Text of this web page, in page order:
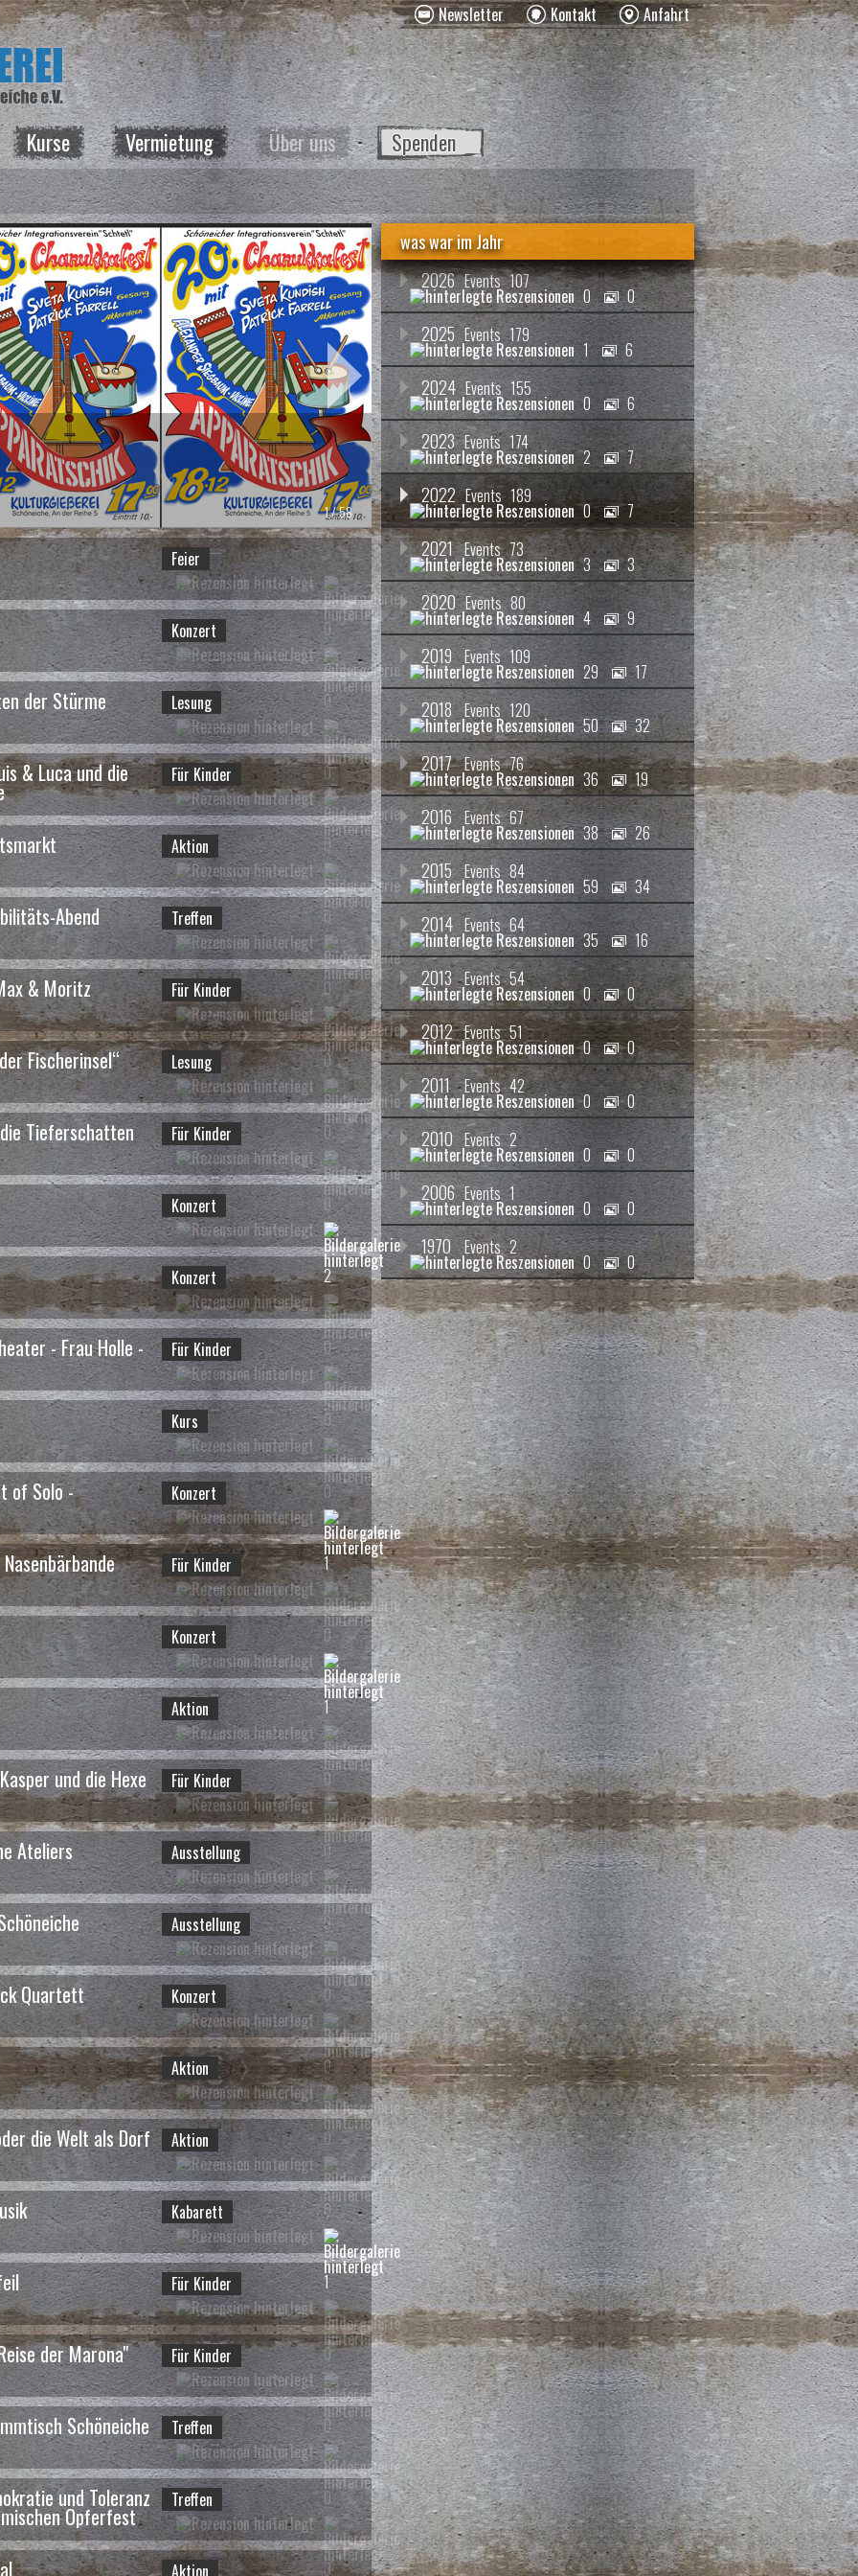
Newsletter Kontakt Anfahrt
Kurse Vermietung Über uns Spenden
was war im Jahr
2026 Events 107
0 0
2025 Events 179
1 6
2024 Events 155
0 6
2023 Events 174
2 7
2022 Events 189
0 7
2021 Events 73
3 3
2020 Events 80
4 9
2019 Events 109
29 17
2018 Events 120
50 32
2017 Events 76
36 19
2016 Events 67
38 26
2015 Events 84
59 34
2014 Events 64
35 16
2013 Events 54
0 0
2012 Events 51
0 0
2011 Events 42
0 0
2010 Events 2
0 0
2006 Events 1
0 0
1970 Events 2
0 0
1 / 58
2 / 58
- Lesung
3 / 58
die Schneemaschine- Für Kinder
4 / 58
5 / 58
- Treffen
6 / 58
Kinder
7 / 58
Feier
0
Konzert
0
der Stürme Lesung
0
& Luca und die Für Kinder
0
Aktion
0
Abend Treffen
0
& Moritz Für Kinder
0
Fischerinsel“ Lesung
0
Tieferschatten Für Kinder
0
Konzert
2
Konzert
0
- Frau Holle - Für Kinder
0
Kurs
0
of Solo - Konzert
1
Für Kinder
0
Konzert
1
Aktion
0
und die Hexe Für Kinder
0
Ateliers Ausstellung
0
Ausstellung
0
Quartett Konzert
0
Aktion
0
die Welt als Dorf Aktion
0
Kabarett
1
Für Kinder
0
der Marona" Für Kinder
0
Schöneiche Treffen
0
und Toleranz
Opferfest
Treffen
0
Aktion